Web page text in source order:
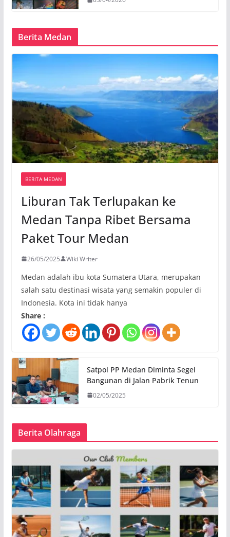
Berita Medan
BERITA MEDAN
Liburan Tak Terlupakan ke
Medan Tanpa Ribet Bersama
Paket Tour Medan
26/05/2025 Wiki Writer
Medan adalah ibu kota Sumatera Utara, merupakan
salah satu destinasi wisata yang semakin populer di
Indonesia. Kota ini tidak hanya
Share :
Satpol PP Medan Diminta Segel
Bangunan di Jalan Pabrik Tenun
02/05/2025
Berita Olahraga